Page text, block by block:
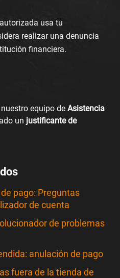
usa tu
realizar una denuncia
financiera.
equipo de Asistencia
un justificante de
pago: Preguntas
de cuenta
de problemas
anulación de pago
fuera de la tienda de